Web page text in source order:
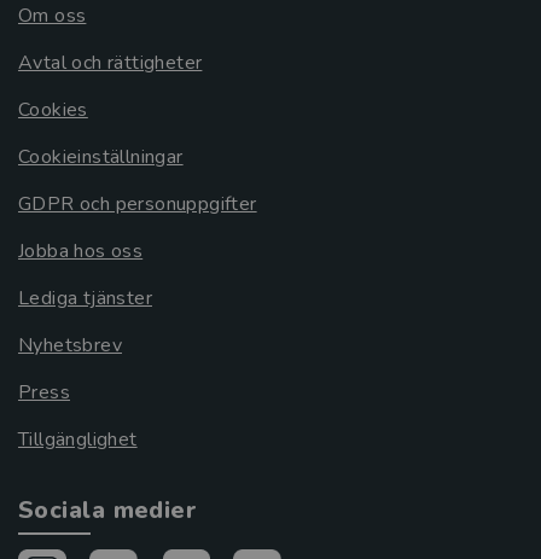
Om oss
Avtal och rättigheter
Cookies
Cookieinställningar
GDPR och personuppgifter
Jobba hos oss
Lediga tjänster
Nyhetsbrev
Press
Tillgänglighet
Sociala medier